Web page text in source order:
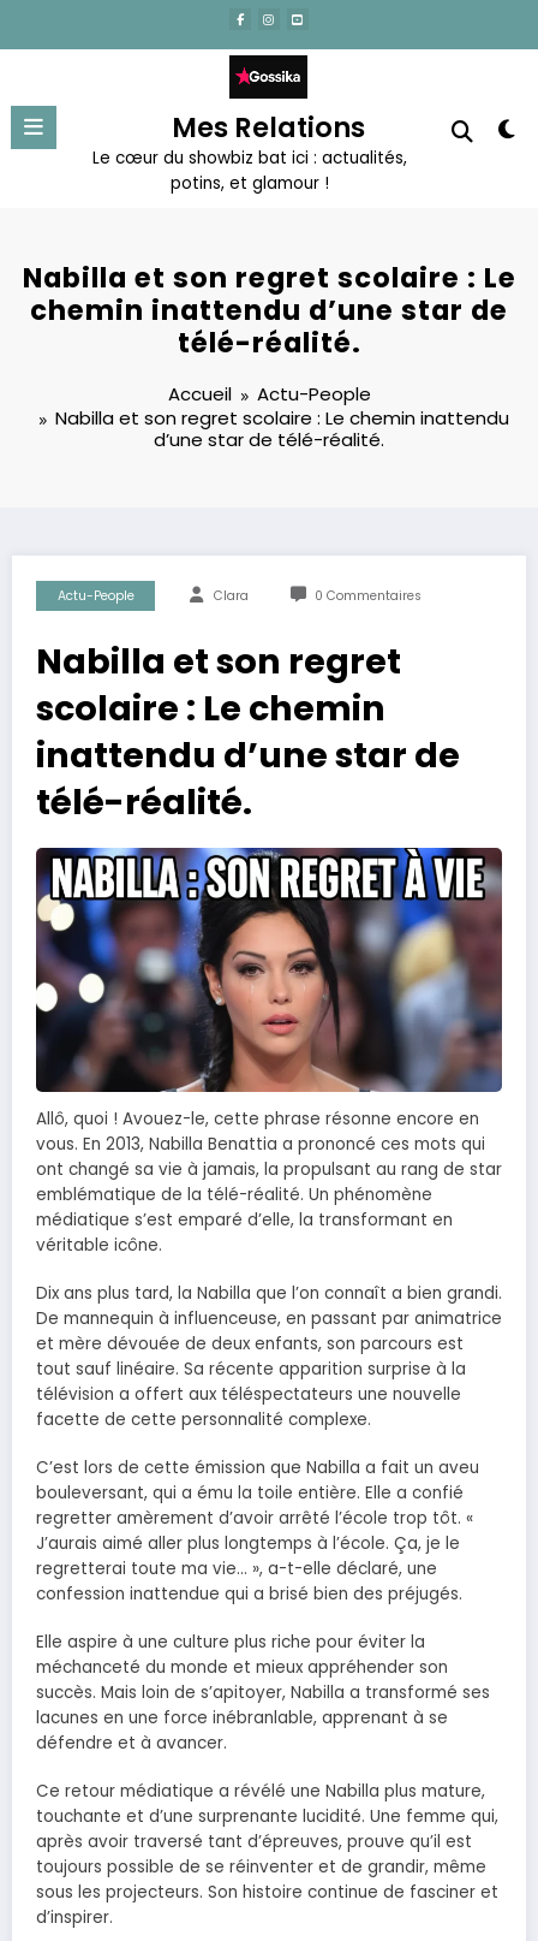
contenu
Mes Relations
Le cœur du showbiz bat ici : actualités,
potins, et glamour !
Nabilla et son regret scolaire : Le
chemin inattendu d’une star de
télé-réalité.
Accueil
Actu-People
Nabilla et son regret scolaire : Le chemin inattendu
d’une star de télé-réalité.
Actu-People Clara 0 Commentaires
Nabilla et son regret
scolaire : Le chemin
inattendu d’une star de
télé-réalité.
Allô, quoi ! Avouez-le, cette phrase résonne encore en
vous. En 2013, Nabilla Benattia a prononcé ces mots qui
ont changé sa vie à jamais, la propulsant au rang de star
emblématique de la télé-réalité. Un phénomène
médiatique s’est emparé d’elle, la transformant en
véritable icône.
Dix ans plus tard, la Nabilla que l’on connaît a bien grandi.
De mannequin à influenceuse, en passant par animatrice
et mère dévouée de deux enfants, son parcours est
tout sauf linéaire. Sa récente apparition surprise à la
télévision a offert aux téléspectateurs une nouvelle
facette de cette personnalité complexe.
C’est lors de cette émission que Nabilla a fait un aveu
bouleversant, qui a ému la toile entière. Elle a confié
regretter amèrement d’avoir arrêté l’école trop tôt. «
J’aurais aimé aller plus longtemps à l’école. Ça, je le
regretterai toute ma vie… », a-t-elle déclaré, une
confession inattendue qui a brisé bien des préjugés.
Elle aspire à une culture plus riche pour éviter la
méchanceté du monde et mieux appréhender son
succès. Mais loin de s’apitoyer, Nabilla a transformé ses
lacunes en une force inébranlable, apprenant à se
défendre et à avancer.
Ce retour médiatique a révélé une Nabilla plus mature,
touchante et d’une surprenante lucidité. Une femme qui,
après avoir traversé tant d’épreuves, prouve qu’il est
toujours possible de se réinventer et de grandir, même
sous les projecteurs. Son histoire continue de fasciner et
d’inspirer.